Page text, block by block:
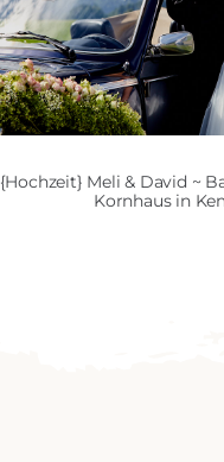
{Hochzeit} Meli & David ~
Kornhaus in